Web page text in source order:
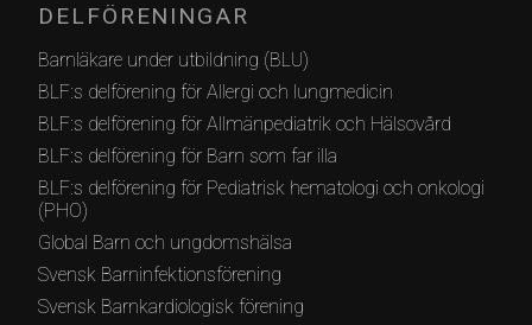
DELFÖRENINGAR
Barnläkare under utbildning (BLU)
BLF:s delförening för Allergi och lungmedicin
BLF:s delförening för Allmänpediatrik och Hälsovård
BLF:s delförening för Barn som far illa
BLF:s delförening för Pediatrisk hematologi och onkologi
(PHO)
Global Barn och ungdomshälsa
Svensk Barninfektionsförening
Svensk Barnkardiologisk förening